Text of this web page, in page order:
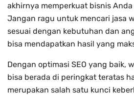
akhirnya memperkuat bisnis
Jangan ragu untuk mencari jasa
sesuai dengan kebutuhan dan
bisa mendapatkan hasil yang
Dengan optimasi SEO yang baik,
bisa berada di peringkat teratas
merupakan salah satu kunci